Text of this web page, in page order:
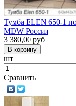
Тумба ELEN 650-1
MDW Россия
3 380,00 руб
шт
Сравнить